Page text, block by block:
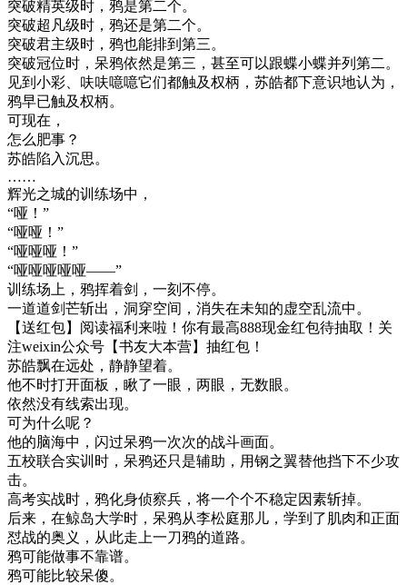
突破精英级时，鸦是第二个。
突破超凡级时，鸦还是第二个。
突破君主级时，鸦也能排到第三。
突破冠位时，呆鸦依然是第三，甚至可以跟蝶小蝶并列第二。
见到小彩、呋呋噫噫它们都触及权柄，苏皓都下意识地认为，
鸦早已触及权柄。
可现在，
怎么肥事？
苏皓陷入沉思。
……
辉光之城的训练场中，
“哑！”
“哑哑！”
“哑哑哑！”
“哑哑哑哑哑——”
训练场上，鸦挥着剑，一刻不停。
一道道剑芒斩出，洞穿空间，消失在未知的虚空乱流中。
【送红包】阅读福利来啦！你有最高888现金红包待抽取！关
注weixin公众号【书友大本营】抽红包！
苏皓飘在远处，静静望着。
他不时打开面板，瞅了一眼，两眼，无数眼。
依然没有线索出现。
可为什么呢？
他的脑海中，闪过呆鸦一次次的战斗画面。
五校联合实训时，呆鸦还只是辅助，用钢之翼替他挡下不少攻
击。
高考实战时，鸦化身侦察兵，将一个个不稳定因素斩掉。
后来，在鲸岛大学时，呆鸦从李松庭那儿，学到了肌肉和正面
怼战的奥义，从此走上一刀鸦的道路。
鸦可能做事不靠谱。
鸦可能比较呆傻。